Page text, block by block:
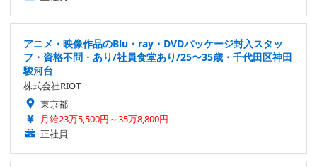
アニメ・映像作品のBlu・ray・DVDパッケージ封入スタッ
フ・資格不問・あり/社員食堂あり/25〜35歳・千代田区神田
駿河台
株式会社RIOT
東京都
月給23万5,500円～35万8,800円
正社員